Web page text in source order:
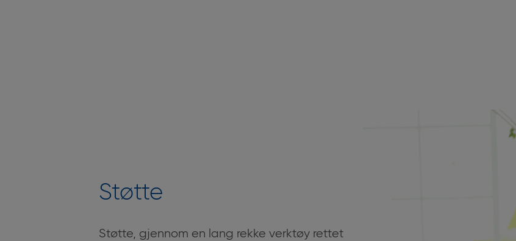
Støtte
Støtte, gjennom en lang rekke verktøy rettet